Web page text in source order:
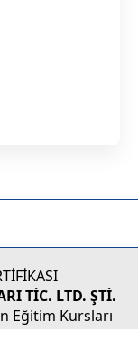
TİC. LTD. ŞTİ.
Eğitim Kursları